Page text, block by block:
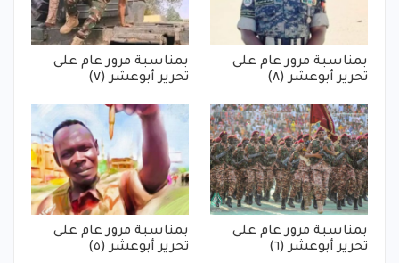
بمناسبة مرور عام على
تحرير أبوعشر (٨)
بمناسبة مرور عام على
تحرير أبوعشر (٧)
بمناسبة مرور عام على
تحرير أبوعشر (٦)
بمناسبة مرور عام على
تحرير أبوعشر (٥)